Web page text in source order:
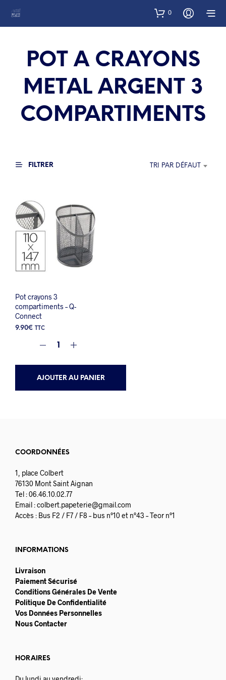
0
POT A CRAYONS
METAL ARGENT 3
COMPARTIMENTS
FILTRER TRI PAR DÉFAUT
Pot crayons 3
compartiments – Q-
Connect
9.90€ TTC
AJOUTER AU PANIER
COORDONNÉES
1, place Colbert
76130 Mont Saint Aignan
Tel : 06.46.10.02.77
Email :colbert.papeterie@gmail.com
Accès : Bus F2 / F7 / F8 – bus n°10 et n°43 – Teor n°1
INFORMATIONS
Livraison
Paiement Sécurisé
Conditions Générales De Vente
Politique De Confidentialité
Vos Données Personnelles
Nous Contacter
HORAIRES